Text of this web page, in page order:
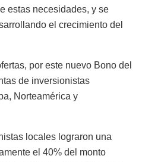
estas necesidades, y se
el crecimiento del
por este nuevo Bono del
de inversionistas
Norteamérica y
locales lograron una
el 40% del monto